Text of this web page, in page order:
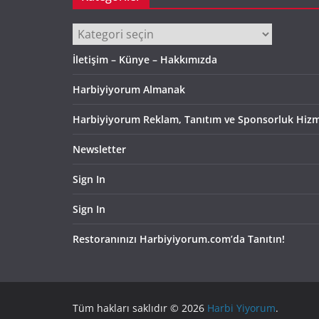
Kategoriler
İletişim – Künye – Hakkımızda
Harbiyiyorum Almanak
Harbiyiyorum Reklam, Tanıtım ve Sponsorluk
Newsletter
Sign In
Sign In
Restoranınızı Harbiyiyorum.com’da Tanıtın!
Tüm hakları saklıdır © 2026 Harbi Yiyorum.